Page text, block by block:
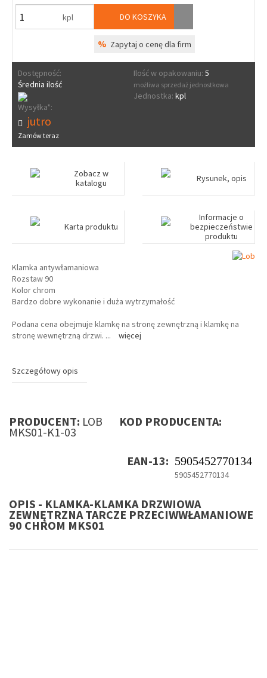
kpl DO KOSZYKA
% Zapytaj o cenę dla firm
Dostępność:
Średnia ilość
Ilość w opakowaniu: 5
możliwa sprzedaż jednostkowa
Jednostka: kpl
Wysyłka*:
jutro
Zamów teraz
Zobacz w
katalogu
Rysunek, opis
Karta produktu
Informacje o
bezpieczeństwie
produktu
Klamka antywłamaniowa
Rozstaw 90
Kolor chrom
Bardzo dobre wykonanie i duża wytrzymałość
Podana cena obejmuje klamkę na stronę zewnętrzną i klamkę na
stronę wewnętrzną drzwi. ... więcej
Szczegółowy opis
PRODUCENT: LOB KOD PRODUCENTA:
MKS01-K1-03
EAN-13: 5905452770134
5905452770134
OPIS - KLAMKA-KLAMKA DRZWIOWA
ZEWNĘTRZNA TARCZE PRZECIWWŁAMANIOWE
90 CHROM MKS01